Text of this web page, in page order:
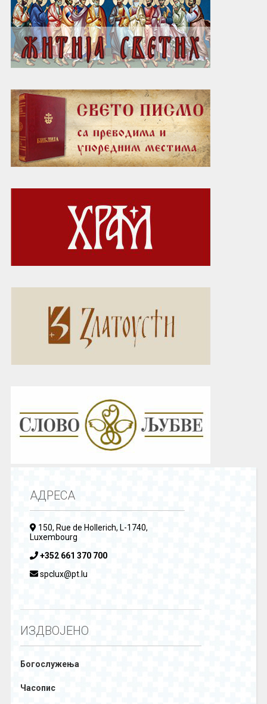
АДРЕСА
150, Rue de Hollerich, L-1740,
Luxembourg
+352 661 370 700
spclux@pt.lu
ИЗДВОЈЕНО
Богослужења
Часопис